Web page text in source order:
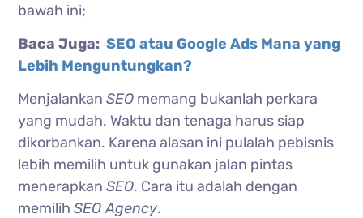
bawah ini;
Baca Juga:SEO atau Google Ads Mana yang
Lebih Menguntungkan?
MenjalankanSEO memang bukanlah perkara
yang mudah. Waktu dan tenaga harus siap
dikorbankan. Karena alasan ini pulalah pebisnis
lebih memilih untuk gunakan jalan pintas
menerapkanSEO. Cara itu adalah dengan
memilihSEO Agency.